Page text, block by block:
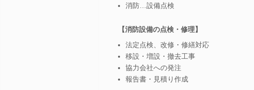
消防…設備点検
【消防設備の点検・修理】
法定点検、改修・修繕対応
移設・増設・撤去工事
協力会社への発注
報告書・見積り作成